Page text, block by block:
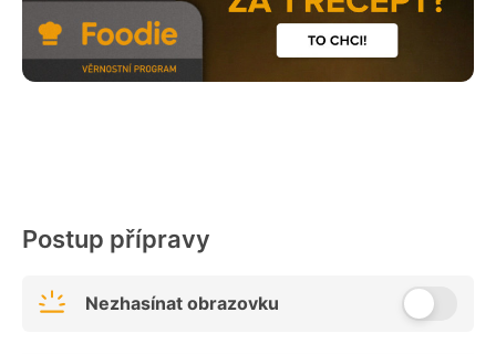
Postup přípravy
Nezhasínat obrazovku